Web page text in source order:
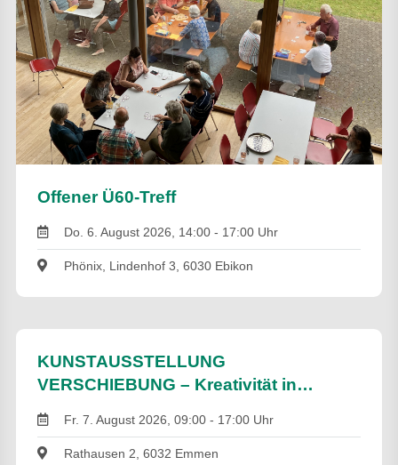
Offener Ü60-Treff
Do. 6. August 2026, 14:00 - 17:00 Uhr
Phönix, Lindenhof 3, 6030 Ebikon
KUNSTAUSSTELLUNG
VERSCHIEBUNG – Kreativität in
Fr. 7. August 2026, 09:00 - 17:00 Uhr
Rathausen 2, 6032 Emmen